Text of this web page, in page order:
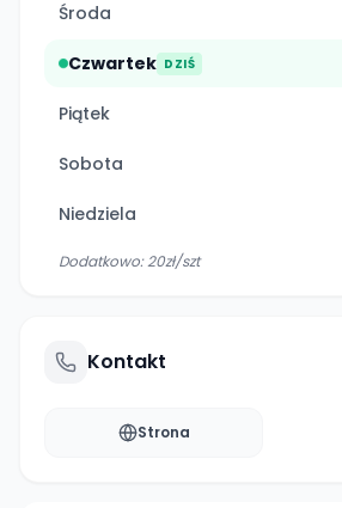
Środa
Czwartek DZIŚ
Piątek
Sobota
Niedziela
Dodatkowo:20zł/szt
Kontakt
Strona